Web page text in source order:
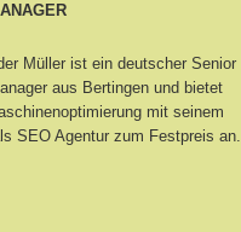
Müller ist ein deutscher Senior
aus Bertingenund bietet
mit seinem
SEO Agentur zum Festpreis an.